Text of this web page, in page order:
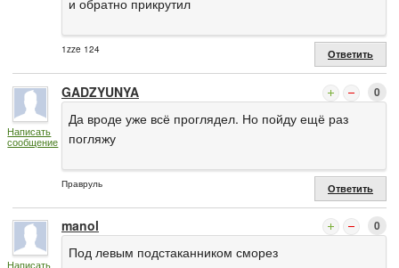
и обратно прикрутил
1zze 124 Ответить
Написать
сообщение
GADZYUNYA 0
Да вроде уже всё проглядел. Но пойду ещё раз
погляжу
Правруль Ответить
Написать
manol 0
Под левым подстаканником сморез